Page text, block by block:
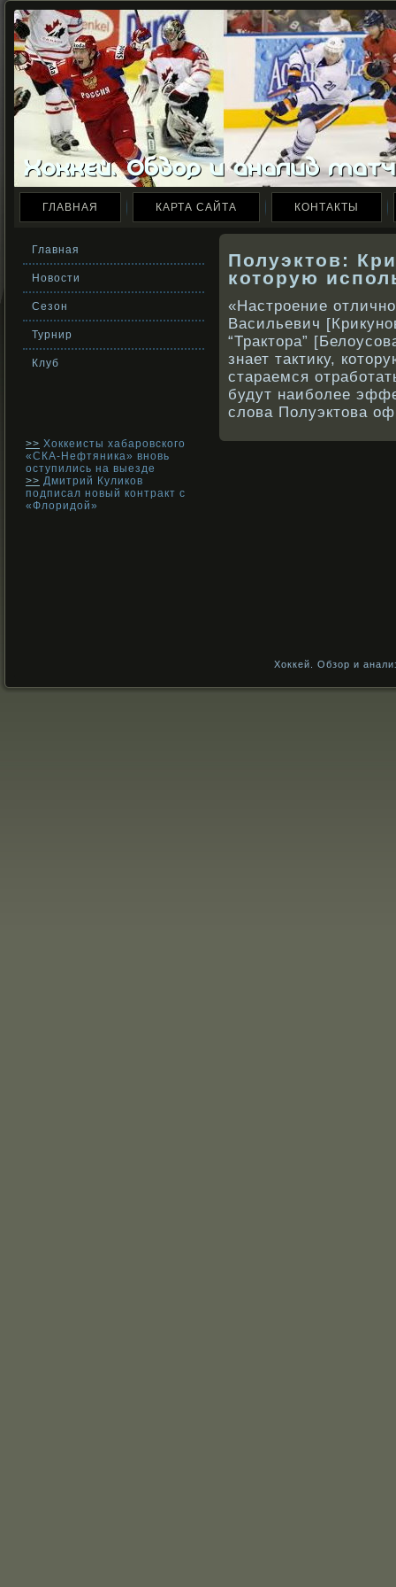
ГЛАВНАЯ КАРТА САЙТА КОНТАКТЫ
Главная
Новости
Сезон
Турнир
Клуб
>> Хоккеисты хабаровского
«СКА-Нефтяника» вновь
оступились на выезде
>> Дмитрий Куликов
подписал новый контракт с
«Флоридой»
Полуэктов:
которую
«Настрοение
Васильевич
“Трактора”
знает тактику,
стараемся
будут наибοлее
слова Полуэктова
Хоккей. Обзор и